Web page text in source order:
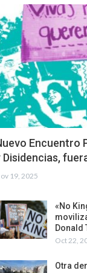
Encuentro
Disidencias,
19, 2025
«No
Donald
Oct 22,
Otra